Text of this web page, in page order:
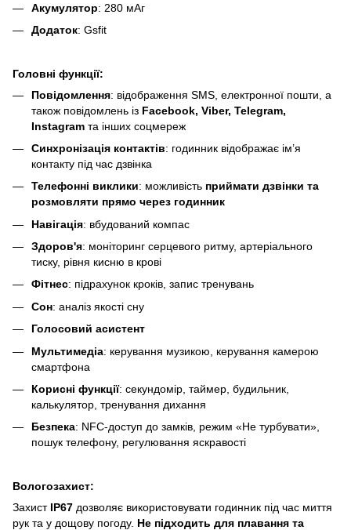
Акумулятор: 280 мАг
Додаток: Gsfit
Головні функції:
Повідомлення: відображення SMS, електронної пошти, а
також повідомлень із Facebook, Viber, Telegram,
Instagram та інших соцмереж
Синхронізація контактів: годинник відображає ім’я
контакту під час дзвінка
Телефонні виклики: можливість приймати дзвінки та
розмовляти прямо через годинник
Навігація: вбудований компас
Здоров'я: моніторинг серцевого ритму, артеріального
тиску, рівня кисню в крові
Фітнес: підрахунок кроків, запис тренувань
Сон: аналіз якості сну
Голосовий асистент
Мультимедіа: керування музикою, керування камерою
смартфона
Корисні функції: секундомір, таймер, будильник,
калькулятор, тренування дихання
Безпека: NFC-доступ до замків, режим «Не турбувати»,
пошук телефону, регулювання яскравості
Вологозахист:
Захист IP67 дозволяє використовувати годинник під час миття
рук та у дощову погоду. Не підходить для плавання та